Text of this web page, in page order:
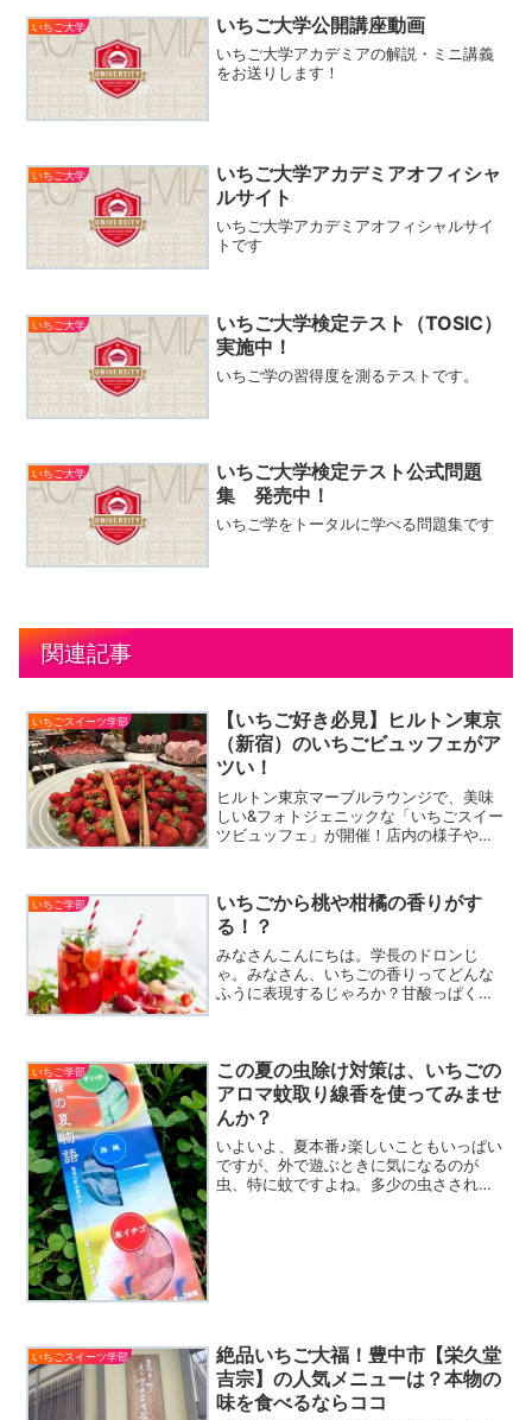
いちご大学 いちご大学公開講座動画
いちご大学アカデミアの解説・ミニ講義
をお送りします！
いちご大学
いちご大学アカデミアオフィシャ
ルサイト
いちご大学アカデミアオフィシャルサイ
トです
いちご大学
いちご大学検定テスト（TOSIC）
実施中！
いちご学の習得度を測るテストです。
いちご大学
いちご大学検定テスト公式問題
集 発売中！
いちご学をトータルに学べる問題集です
関連記事
いちごスイーツ学部
【いちご好き必見】ヒルトン東京
（新宿）のいちごビュッフェがア
ツい！
ヒルトン東京マーブルラウンジで、美味
しい&フォトジェニックな「いちごスイー
ツビュッフェ」が開催！店内の様子やメ
ただけるように、写真付きでご紹介しま
す。
いちご学部
いちごから桃や柑橘の香りがす
る！？
みなさんこんにちは。学長のドロンじ
ゃ。みなさん、いちごの香りってどんな
ふうに表現するじゃろか？甘酸っぱくて
「Fragaria（フラガリア）...
いちご学部
この夏の虫除け対策は、いちごの
アロマ蚊取り線香を使ってみませ
んか？
いよいよ、夏本番♪楽しいこともいっぱい
ですが、外で遊ぶときに気になるのが
虫、特に蚊ですよね。多少の虫さされは
いちごスイーツ学部
絶品いちご大福！豊中市【栄久堂
吉宗】の人気メニューは？本物の
味を食べるならココ